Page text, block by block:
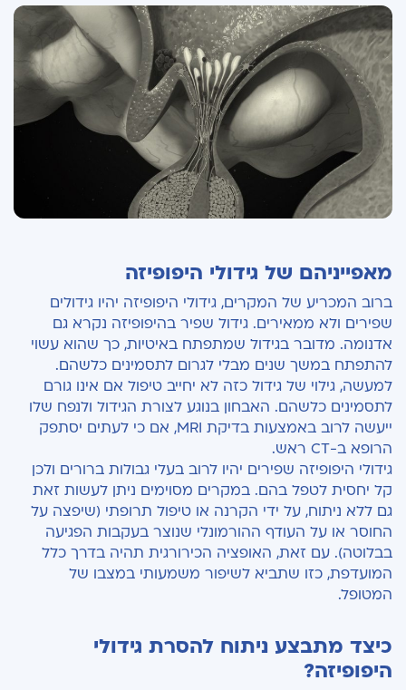
מאפייניהם של גידולי היפופיזה
ברוב המכריע של המקרים, גידולי היפופיזה יהיו גידולים
שפירים ולא ממאירים. גידול שפיר בהיפופיזה נקרא גם
אדנומה. מדובר בגידול שמתפתח באיטיות, כך שהוא עשוי
להתפתח במשך שנים מבלי לגרום לתסמינים כלשהם.
למעשה, גילוי של גידול כזה לא יחייב טיפול אם אינו גורם
לתסמינים כלשהם. האבחון בנוגע לצורת הגידול ולנפח שלו
ייעשה לרוב באמצעות בדיקת MRI, אם כי לעתים יסתפק
הרופא ב-CT ראש.
גידולי היפופיזה שפירים יהיו לרוב בעלי גבולות ברורים ולכן
קל יחסית לטפל בהם. במקרים מסוימים ניתן לעשות זאת
גם ללא ניתוח, על ידי הקרנה או טיפול תרופתי (שיפצה על
החוסר או על העודף ההורמונלי שנוצר בעקבות הפגיעה
בבלוטה). עם זאת, האופציה הכירורגית תהיה בדרך כלל
המועדפת, כזו שתביא לשיפור משמעותי במצבו של
המטופל.
כיצד מתבצע ניתוח להסרת גידולי
היפופיזה?